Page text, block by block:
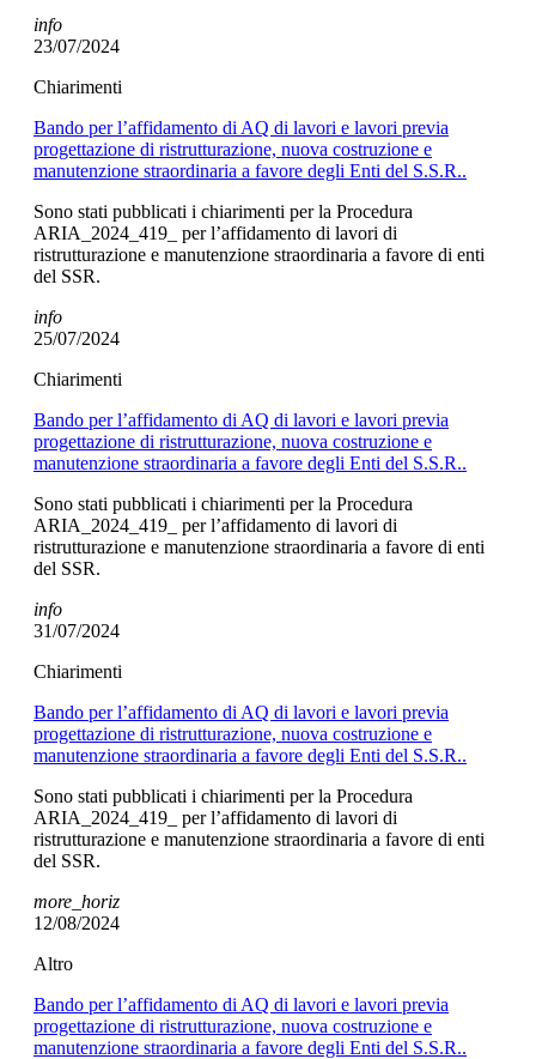
info
23/07/2024
Chiarimenti
Bando per l’affidamento di AQ di lavori e lavori previa
progettazione di ristrutturazione, nuova costruzione e
manutenzione straordinaria a favore degli Enti del S.S.R..
Sono stati pubblicati i chiarimenti per la Procedura
ARIA_2024_419_ per l’affidamento di lavori di
ristrutturazione e manutenzione straordinaria a favore di enti
del SSR.
info
25/07/2024
Chiarimenti
Bando per l’affidamento di AQ di lavori e lavori previa
progettazione di ristrutturazione, nuova costruzione e
manutenzione straordinaria a favore degli Enti del S.S.R..
Sono stati pubblicati i chiarimenti per la Procedura
ARIA_2024_419_ per l’affidamento di lavori di
ristrutturazione e manutenzione straordinaria a favore di enti
del SSR.
info
31/07/2024
Chiarimenti
Bando per l’affidamento di AQ di lavori e lavori previa
progettazione di ristrutturazione, nuova costruzione e
manutenzione straordinaria a favore degli Enti del S.S.R..
Sono stati pubblicati i chiarimenti per la Procedura
ARIA_2024_419_ per l’affidamento di lavori di
ristrutturazione e manutenzione straordinaria a favore di enti
del SSR.
more_horiz
12/08/2024
Altro
Bando per l’affidamento di AQ di lavori e lavori previa
progettazione di ristrutturazione, nuova costruzione e
manutenzione straordinaria a favore degli Enti del S.S.R..